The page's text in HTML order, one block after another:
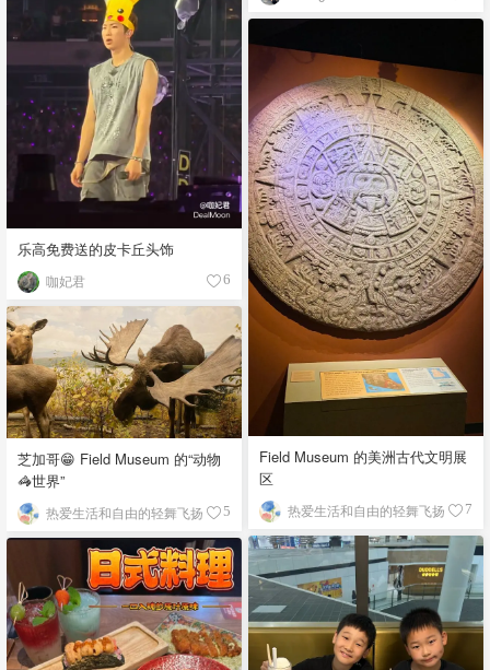
乐高免费送的皮卡丘头饰
咖妃君 6
Field Museum 的美洲古代文明展
区
热爱生活和自由的轻舞飞扬 7
芝加哥😁 Field Museum 的“动物
🦓世界”
热爱生活和自由的轻舞飞扬 5